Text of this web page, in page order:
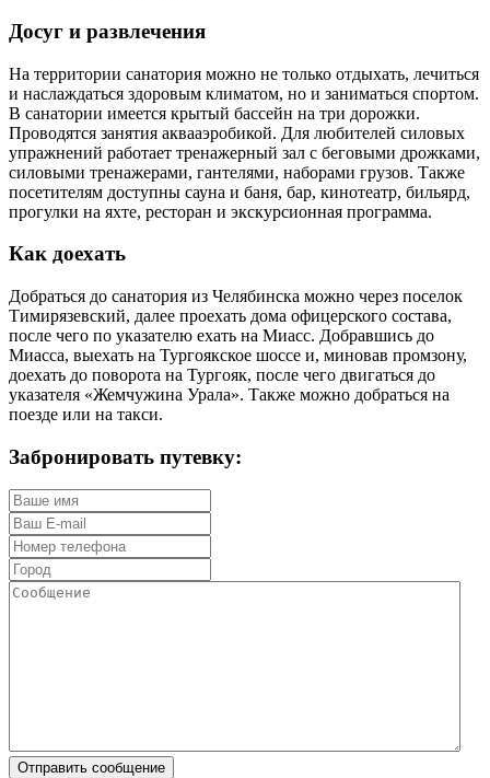
Досуг и развлечения
На территории санатория можно не только отдыхать, лечиться
и наслаждаться здоровым климатом, но и заниматься спортом.
В санатории имеется крытый бассейн на три дорожки.
Проводятся занятия аквааэробикой. Для любителей силовых
упражнений работает тренажерный зал с беговыми дрожками,
силовыми тренажерами, гантелями, наборами грузов. Также
посетителям доступны сауна и баня, бар, кинотеатр, бильярд,
прогулки на яхте, ресторан и экскурсионная программа.
Как доехать
Добраться до санатория из Челябинска можно через поселок
Тимирязевский, далее проехать дома офицерского состава,
после чего по указателю ехать на Миасс. Добравшись до
Миасса, выехать на Тургоякское шоссе и, миновав промзону,
доехать до поворота на Тургояк, после чего двигаться до
указателя «Жемчужина Урала». Также можно добраться на
поезде или на такси.
Забронировать путевку: